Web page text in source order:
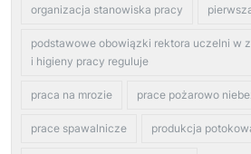
organizacja stanowiska pracy
podstawowe obowiązki rektora uczelni w
i higieny pracy reguluje
praca na mrozie prace pożarowo
prace spawalnicze produkcja